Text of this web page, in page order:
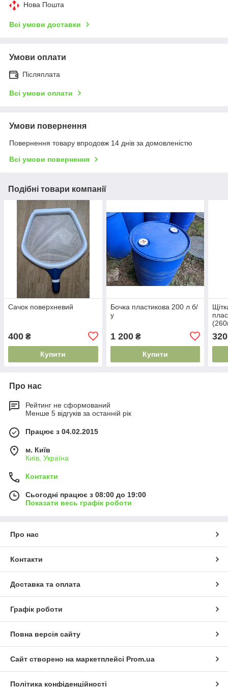
Нова Пошта
Всі умови доставки
Умови оплати
Післяплата
Всі умови оплати
Умови повернення
Повернення товару впродовж 14 днів за домовленістю
Всі умови повернення
Подібні товари компанії
Сачок поверхневий
400 ₴
Купити
Бочка пластикова 200 л б/
у
1 200₴
Купити
320
Про нас
Рейтинг не сформований
Менше 5 відгуків за останній рік
Працює з 04.02.2015
м. Київ
Київ, Україна
Контакти
Сьогодні працює з 08:00 до 19:00
Показати весь графік роботи
Про нас
Контакти
Доставка та оплата
Графік роботи
Повна версія сайту
Сайт створено на маркетплейсі Prom.ua
Політика конфіденційності